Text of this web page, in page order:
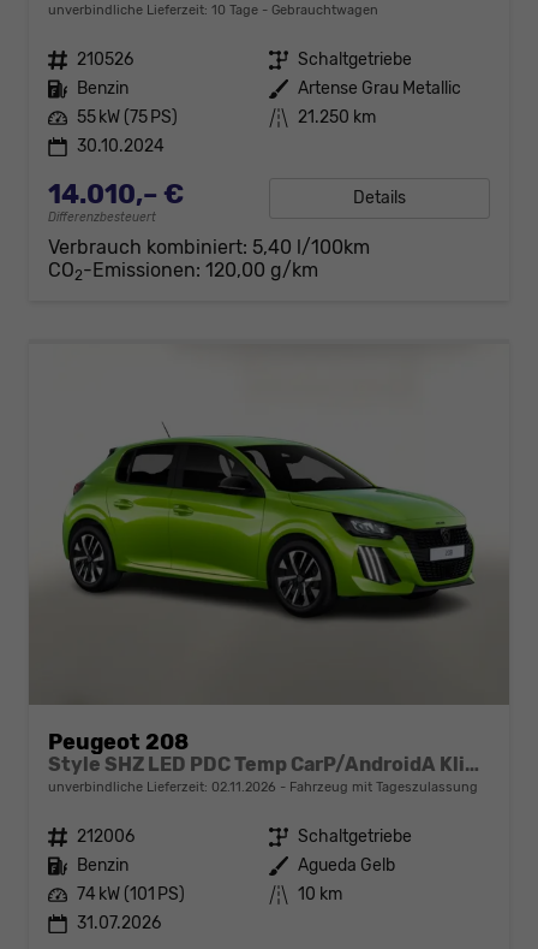
unverbindliche Lieferzeit: 10 Tage Gebrauchtwagen
Fahrzeugnr. 210526 Getriebe Schaltgetriebe
Kraftstoff Benzin Außenfarbe Artense Grau Metallic
Leistung 55 kW (75 PS) Kilometerstand 21.250 km
30.10.2024
14.010,– €
Differenzbesteuert
Details
Verbrauch kombiniert: 5,40 l/100km
CO2-Emissionen: 120,00 g/km
Peugeot 208
Style SHZ LED PDC Temp CarP/AndroidA Klima
unverbindliche Lieferzeit: 02.11.2026 Fahrzeug mit Tageszulassung
Fahrzeugnr. 212006 Getriebe Schaltgetriebe
Kraftstoff Benzin Außenfarbe Agueda Gelb
Leistung 74 kW (101 PS) Kilometerstand 10 km
31.07.2026